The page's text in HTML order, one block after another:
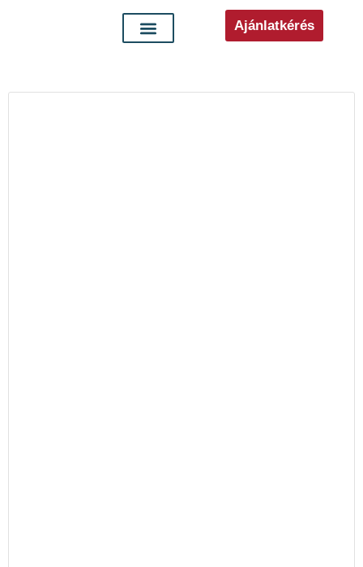
Ajánlatkérés